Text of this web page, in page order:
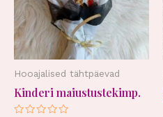
Hooajalised tähtpäevad
Kinderi maiustustekimp.